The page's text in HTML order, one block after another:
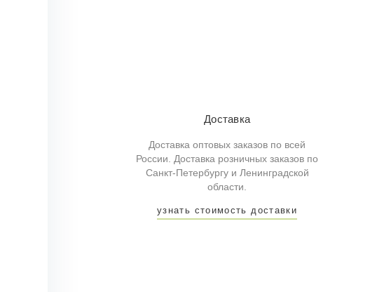
Доставка
Доставка оптовых заказов по всей
России. Доставка розничных заказов по
Санкт-Петербургу и Ленинградской
области.
узнать стоимость доставки